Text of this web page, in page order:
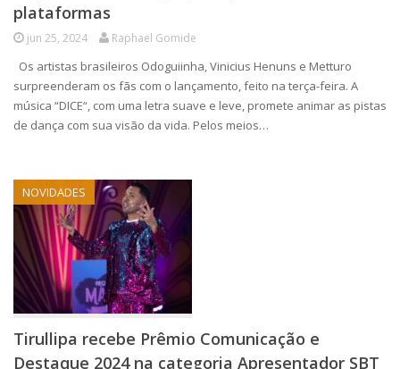
plataformas
jun 25, 2024 Raphael Gomide
Os artistas brasileiros Odoguiinha, Vinicius Henuns e Metturo
surpreenderam os fãs com o lançamento, feito na terça-feira. A
música “DICE“, com uma letra suave e leve, promete animar as pistas
de dança com sua visão da vida. Pelos meios…
NOVIDADES
Tirullipa recebe Prêmio Comunicação e
Destaque 2024 na categoria Apresentador SBT